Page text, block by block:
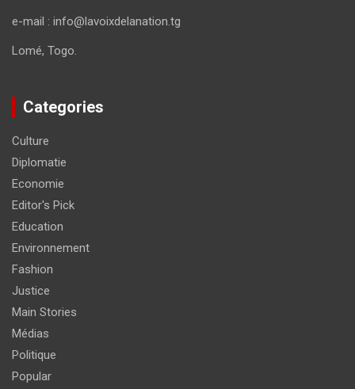
e-mail : info@lavoixdelanation.tg
Lomé, Togo.
Categories
Culture
Diplomatie
Economie
Editor's Pick
Education
Environnement
Fashion
Justice
Main Stories
Médias
Politique
Popular